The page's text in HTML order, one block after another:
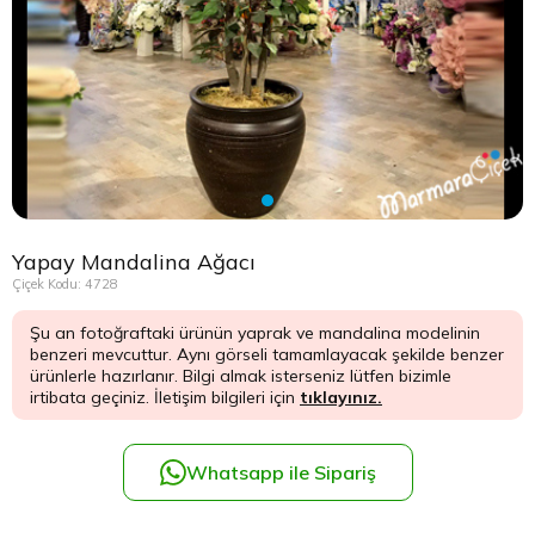
Yapay Mandalina Ağacı
Çiçek Kodu: 4728
Şu an fotoğraftaki ürünün yaprak ve mandalina modelinin
benzeri mevcuttur. Aynı görseli tamamlayacak şekilde benzer
ürünlerle hazırlanır. Bilgi almak isterseniz lütfen bizimle
irtibata geçiniz. İletişim bilgileri için tıklayınız.
Whatsapp ile Sipariş
Düğün
Cenaze
Açılış
Gelin
Gelin
Şans
Çikolata Tepsisi ve Şekerlik
Nişan Masa Süsleme
Avukata Çiçek
Kuru Çiçek
Yapay Ağaçlar
Düğün & Nikah Organizasyon
Tuzla
Ümraniye
Üsküdar
Beyoğlu
Esenler
Eyüp